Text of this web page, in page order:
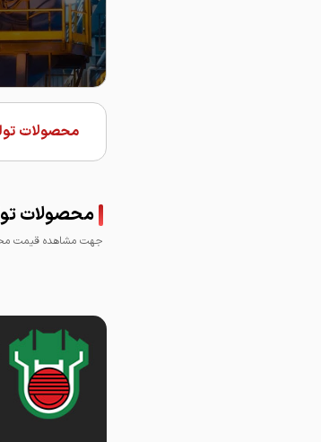
محصولات
محصولات
جهت مشاهده قیمت